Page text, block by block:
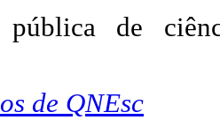
pública de
de QNEsc